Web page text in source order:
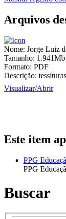
Arquivos
Nome: Jorge Luiz
Tamanho: 1.941Mb
Formato: PDF
Descrição:
Visualizar/Abrir
Este item
PPG
PPG
Buscar